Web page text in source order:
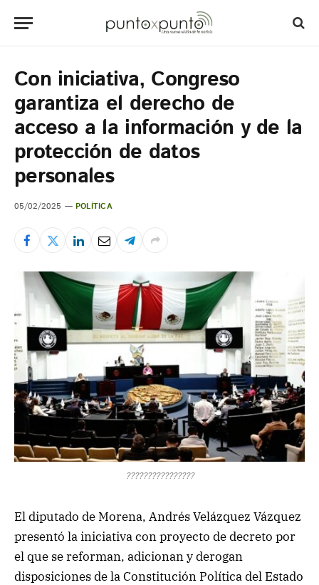
Con iniciativa, Congreso
garantiza el derecho de
acceso a la información y de la
protección de datos
personales
05/02/2025 POLÍTICA
????????????????
El diputado de Morena, Andrés Velázquez Vázquez
presentó la iniciativa con proyecto de decreto por
el que se reforman, adicionan y derogan
disposiciones de la Constitución Política del Estado